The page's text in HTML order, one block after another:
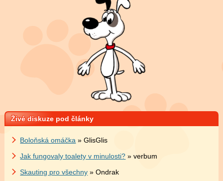
Živé diskuze pod články
Boloňská omáčka » GlisGlis
Jak fungovaly toalety v minulosti? » verbum
Skauting pro všechny » Ondrak